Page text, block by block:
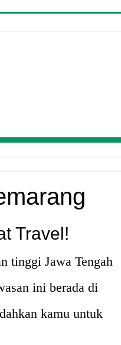
Travel!
tinggi Jawa Tengah
ini berada di
kamu untuk